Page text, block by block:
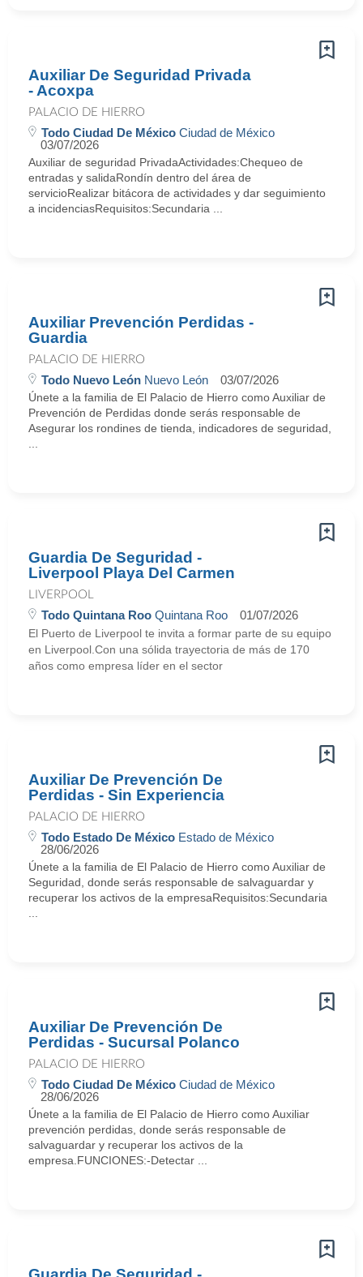
Auxiliar De Seguridad Privada
- Acoxpa
PALACIO DE HIERRO
Todo Ciudad De México Ciudad de México
03/07/2026
Auxiliar de seguridad PrivadaActividades:Chequeo de
entradas y salidaRondín dentro del área de
servicioRealizar bitácora de actividades y dar seguimiento
a incidenciasRequisitos:Secundaria ...
Auxiliar Prevención Perdidas -
Guardia
PALACIO DE HIERRO
Todo Nuevo León Nuevo León 03/07/2026
Únete a la familia de El Palacio de Hierro como Auxiliar de
Prevención de Perdidas donde serás responsable de
Asegurar los rondines de tienda, indicadores de seguridad,
Guardia De Seguridad -
Liverpool Playa Del Carmen
LIVERPOOL
Todo Quintana Roo Quintana Roo 01/07/2026
El Puerto de Liverpool te invita a formar parte de su equipo
en Liverpool.Con una sólida trayectoria de más de 170
años como empresa líder en el sector
Auxiliar De Prevención De
Perdidas - Sin Experiencia
PALACIO DE HIERRO
Todo Estado De México Estado de México
28/06/2026
Únete a la familia de El Palacio de Hierro como Auxiliar de
Seguridad, donde serás responsable de salvaguardar y
recuperar los activos de la empresaRequisitos:Secundaria
Auxiliar De Prevención De
Perdidas - Sucursal Polanco
PALACIO DE HIERRO
Todo Ciudad De México Ciudad de México
28/06/2026
Únete a la familia de El Palacio de Hierro como Auxiliar
prevención perdidas, donde serás responsable de
salvaguardar y recuperar los activos de la
empresa.FUNCIONES:-Detectar ...